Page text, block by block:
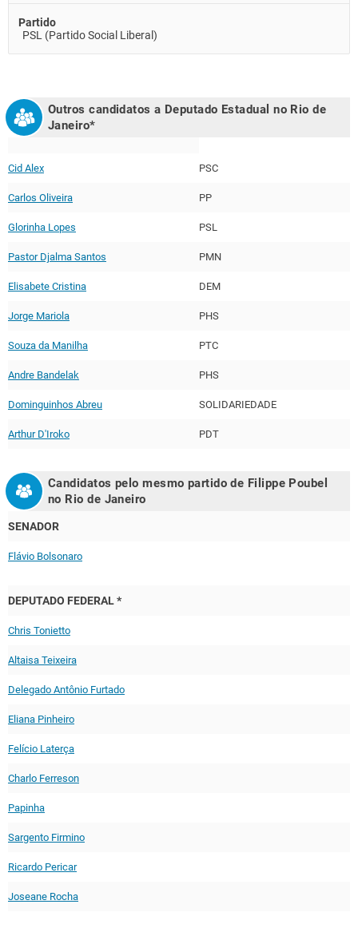
Partido
PSL (Partido Social Liberal)
Outros candidatos a Deputado Estadual no Rio de
Janeiro*
Cid Alex PSC
Carlos Oliveira PP
Glorinha Lopes PSL
Pastor Djalma Santos PMN
Elisabete Cristina DEM
Jorge Mariola PHS
Souza da Manilha PTC
Andre Bandelak PHS
Dominguinhos Abreu SOLIDARIEDADE
Arthur D'Iroko PDT
Candidatos pelo mesmo partido de Filippe Poubel
no Rio de Janeiro
SENADOR
Flávio Bolsonaro
DEPUTADO FEDERAL *
Chris Tonietto
Altaisa Teixeira
Delegado Antônio Furtado
Eliana Pinheiro
Felício Laterça
Charlo Ferreson
Papinha
Sargento Firmino
Ricardo Pericar
Joseane Rocha